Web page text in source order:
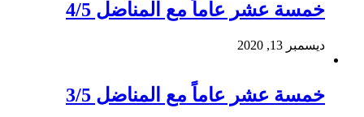
خمسة عشر عاماً مع المناضل 4/5
ديسمبر 13, 2020
خمسة عشر عاماً مع المناضل 3/5